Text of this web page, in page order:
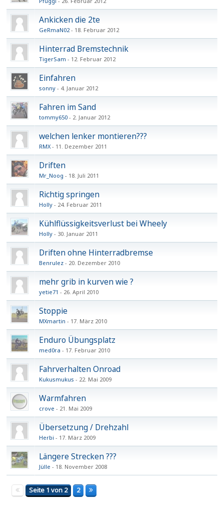
Ankicken die 2te
GeRmaN02 18. Februar 2012
Hinterrad Bremstechnik
TigerSam 12. Februar 2012
Einfahren
sonny 4. Januar 2012
Fahren im Sand
tommy650 2. Januar 2012
welchen lenker montieren???
RMX 11. Dezember 2011
Driften
Mr_Noog 18. Juli 2011
Richtig springen
Holly 24. Februar 2011
Kühlflüssigkeitsverlust bei Wheely
Holly 30. Januar 2011
Driften ohne Hinterradbremse
Benrulez 20. Dezember 2010
mehr grib in kurven wie ?
yetie71 26. April 2010
Stoppie
MXmartin 17. März 2010
Enduro Übungsplatz
med0ra 17. Februar 2010
Fahrverhalten Onroad
Kukusmukus 22. Mai 2009
Warmfahren
crove 21. Mai 2009
Übersetzung / Drehzahl
Herbi 17. März 2009
Längere Strecken ???
Jülle 18. November 2008
Seite 1 von 2 2